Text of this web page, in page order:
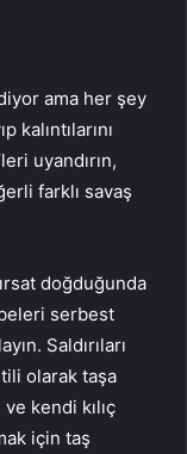
ama her şey
kalıntılarını
uyandırın,
farklı savaş
doğduğunda
serbest
Saldırıları
olarak taşa
kendi kılıç
için taş